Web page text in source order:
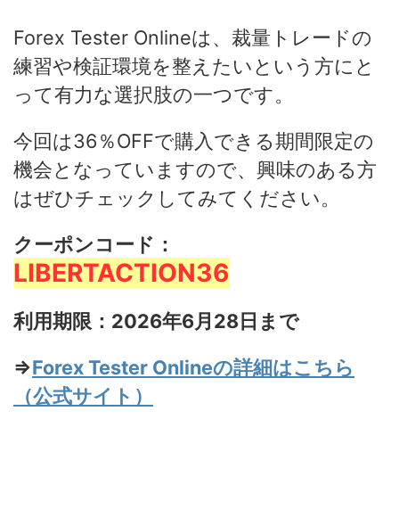
Forex Tester Onlineは、裁量トレードの
練習や検証環境を整えたいという方にと
って有力な選択肢の一つです。
今回は36％OFFで購入できる期間限定の
機会となっていますので、興味のある方
はぜひチェックしてみてください。
クーポンコード：
LIBERTACTION36
利用期限：2026年6月28日まで
⇒Forex Tester Onlineの詳細はこちら
（公式サイト）